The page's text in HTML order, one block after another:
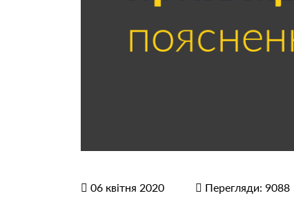
06 квітня 2020 Перегляди: 9088